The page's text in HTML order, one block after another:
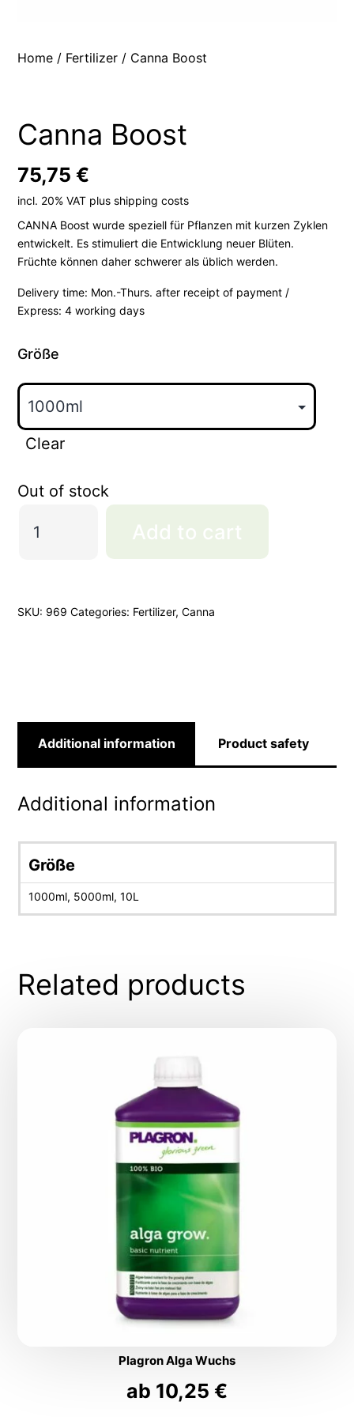
Home / Fertilizer / Canna Boost
Canna Boost
75,75€
incl. 20% VAT plusshipping costs
CANNA Boost wurde speziell für Pflanzen mit kurzen Zyklen
entwickelt. Es stimuliert die Entwicklung neuer Blüten.
Früchte können daher schwerer als üblich werden.
Delivery time: Mon.-Thurs. after receipt of payment /
Express: 4 working days
Größe
Clear
Out of stock
Boost
Add to cart
SKU: 969 Categories: Fertilizer,Canna
Additional information Product safety
Additional information
Größe
1000ml, 5000ml, 10L
Related products
Plagron Alga Wuchs
ab 10,25 €